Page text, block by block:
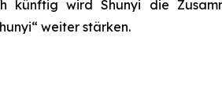
künftig wird Shunyi die
weiter stärken.